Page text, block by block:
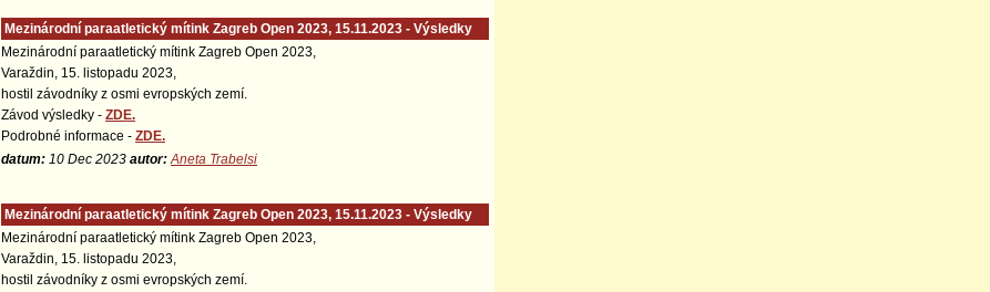
Mezinárodní paraatletický mítink Zagreb Open 2023, 15.11.2023 - Výsledky
Mezinárodní paraatletický mítink Zagreb Open 2023,
Varaždin, 15. listopadu 2023,
hostil závodníky z osmi evropských zemí.
Závod výsledky - ZDE.
Podrobné informace - ZDE.
datum: 10 Dec 2023 autor: Aneta Trabelsi
Mezinárodní paraatletický mítink Zagreb Open 2023, 15.11.2023 - Výsledky
Mezinárodní paraatletický mítink Zagreb Open 2023,
Varaždin, 15. listopadu 2023,
hostil závodníky z osmi evropských zemí.